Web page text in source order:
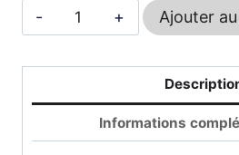
quantité
de
-
ARTEMIDE
Ajouter
Informations